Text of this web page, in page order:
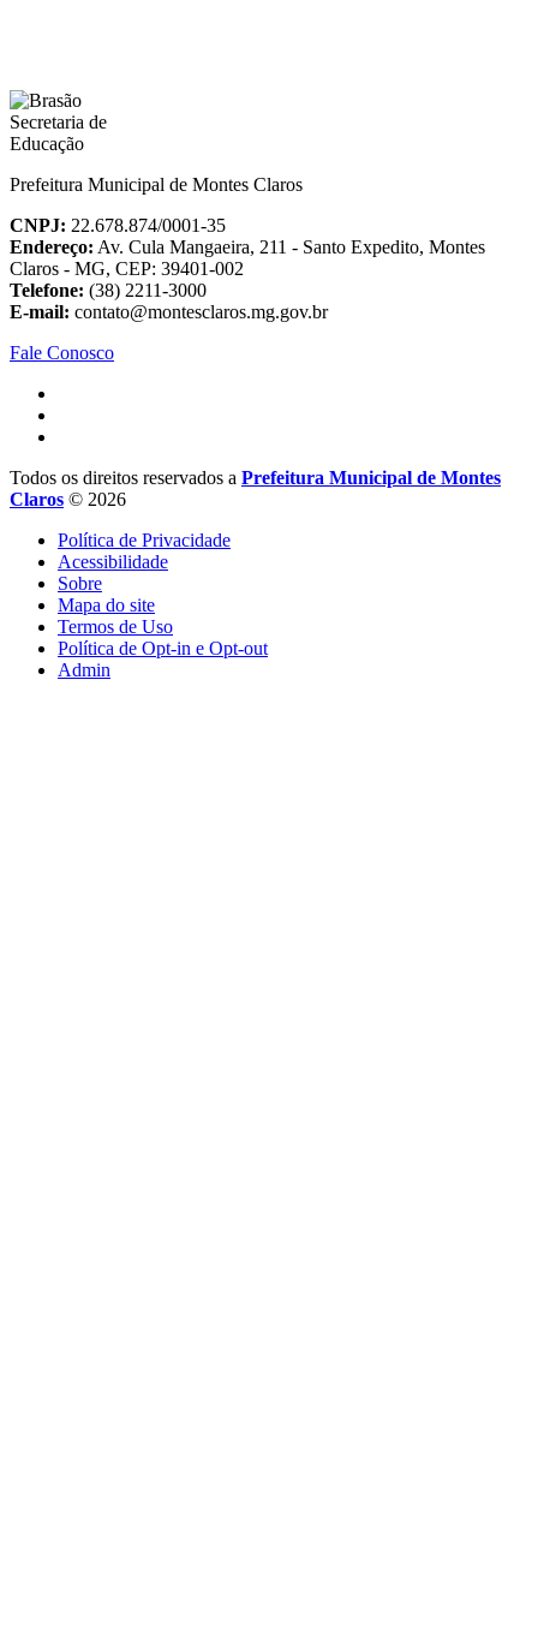
Prefeitura Municipal de Montes Claros
CNPJ: 22.678.874/0001-35
Endereço: Av. Cula Mangaeira, 211 - Santo Expedito, Montes
Claros - MG, CEP: 39401-002
Telefone: (38) 2211-3000
E-mail: contato@montesclaros.mg.gov.br
Fale Conosco
Todos os direitos reservados a Prefeitura Municipal de Montes
Claros © 2026
Política de Privacidade
Acessibilidade
Sobre
Mapa do site
Termos de Uso
Política de Opt-in e Opt-out
Admin